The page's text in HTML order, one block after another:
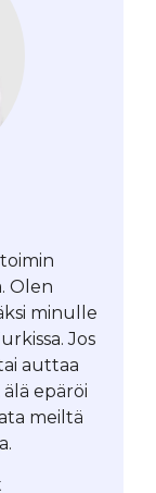
Olen
minulle
Jos
auttaa
älä epäröi
meiltä